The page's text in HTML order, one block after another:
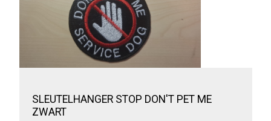
SLEUTELHANGER STOP DON'T PET ME
ZWART